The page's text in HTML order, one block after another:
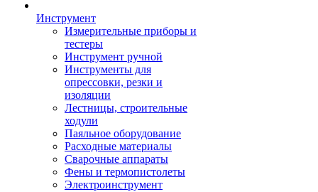
Инструмент
Измерительные приборы и
тестеры
Инструмент ручной
Инструменты для
опрессовки, резки и
изоляции
Лестницы, строительные
ходули
Паяльное оборудование
Расходные материалы
Сварочные аппараты
Фены и термопистолеты
Электроинструмент